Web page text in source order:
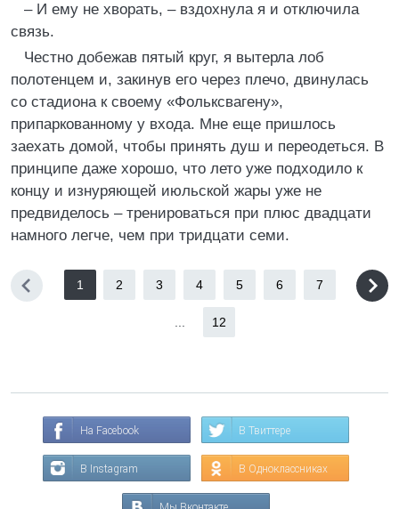
– И ему не хворать, – вздохнула я и отключила
связь.
Честно добежав пятый круг, я вытерла лоб
полотенцем и, закинув его через плечо, двинулась
со стадиона к своему «Фольксвагену»,
припаркованному у входа. Мне еще пришлось
заехать домой, чтобы принять душ и переодеться. В
принципе даже хорошо, что лето уже подходило к
концу и изнуряющей июльской жары уже не
предвиделось – тренироваться при плюс двадцати
намного легче, чем при тридцати семи.
1 2 3 4 5 6 7
12
На Facebook В Твиттере
В Instagram В Одноклассниках